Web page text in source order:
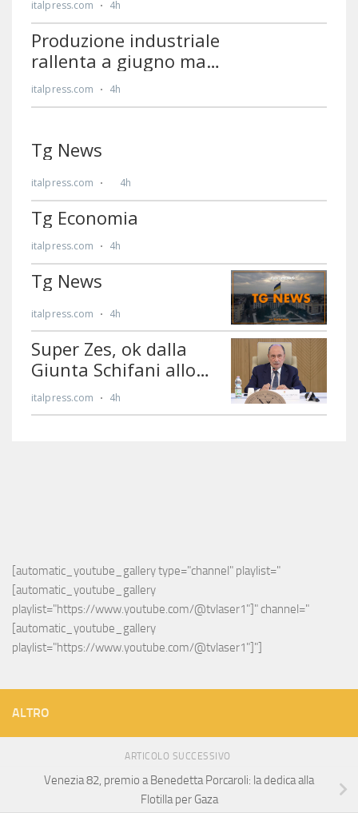
[automatic_youtube_gallery type="channel" playlist="
[automatic_youtube_gallery
playlist="https://www.youtube.com/@tvlaser1"]" channel="
[automatic_youtube_gallery
playlist="https://www.youtube.com/@tvlaser1"]"]
ALTRO
ARTICOLO SUCCESSIVO
Venezia 82, premio a Benedetta Porcaroli: la dedica alla
Flotilla per Gaza